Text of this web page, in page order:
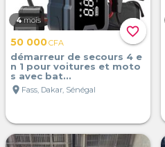
favorite_border
4 mois
50 000CFA
démarreur de secours 4 e
n 1 pour voitures et moto
s avec bat...
location_on Fass, Dakar, Sénégal